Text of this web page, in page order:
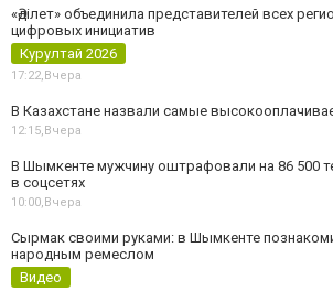
«Әділет» объединила представителей всех
цифровых инициатив
Курултай 2026
17:22,Вчера
В Казахстане назвали самые
12:15,Вчера
В Шымкенте мужчину оштрафовали на 86 500
в соцсетях
10:00,Вчера
Сырмак своими руками: в Шымкенте
народным ремеслом
Видео